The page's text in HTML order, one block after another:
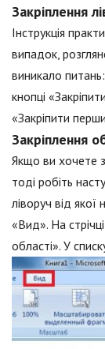
Закріплення
Інструкція
випадок,
виникало
кнопці
«Закріпити
Закріплення
Якщо ви хочете
тоді робіть
ліворуч від
«Вид». На
області». У